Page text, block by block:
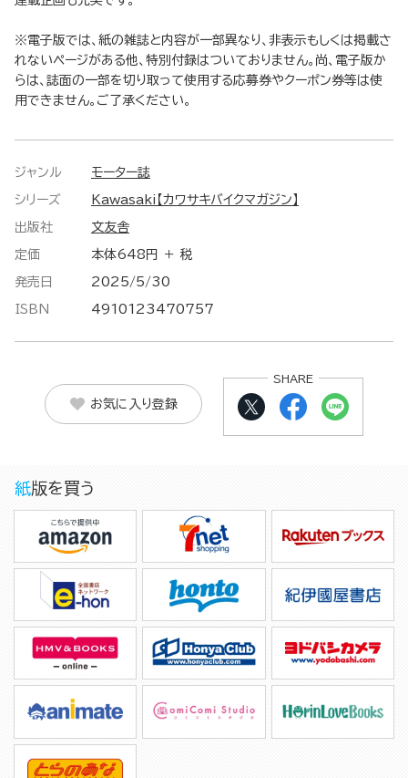
※電子版では、紙の雑誌と内容が一部異なり、非表示もしくは掲載さ
れないページがある他、特別付録はついておりません。尚、電子版か
らは、誌面の一部を切り取って使用する応募券やクーポン券等は使
用できません。ご了承ください。
ジャンル モーター誌
シリーズ Kawasaki【カワサキバイクマガジン】
出版社 文友舎
定価 本体648円 ＋ 税
発売日 2025/5/30
ISBN 4910123470757
お気に入り登録
SHARE
紙版を買う